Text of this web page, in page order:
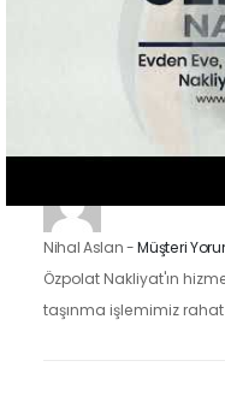
-Müşteri
Özpolat Nakliyat ile
taşınma işlemimizi
Nihal Aslan-Müşteri
Özpolat Nakliyat'ın
taşınma işlemimiz